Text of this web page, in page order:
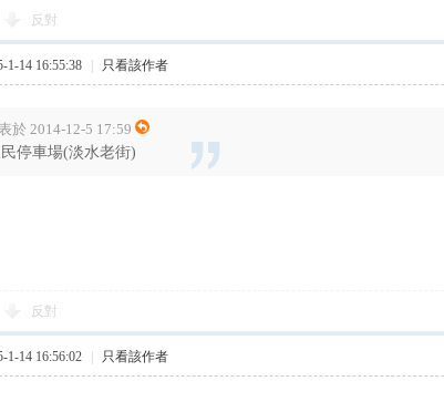
反對
1-14 16:55:38 只看該作者
於 2014-12-5 17:59
停車場(淡水老街)
反對
1-14 16:56:02 只看該作者